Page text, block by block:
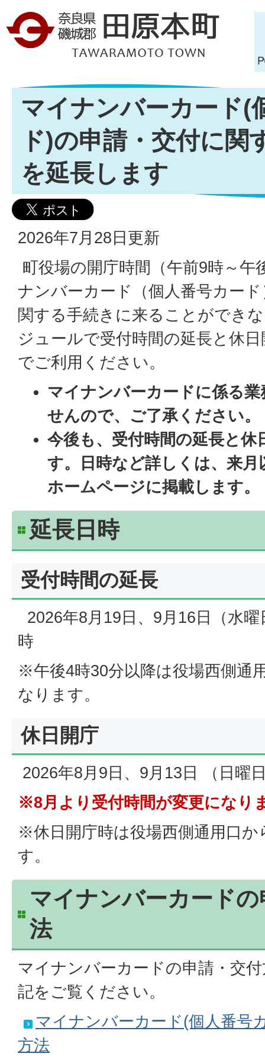
マイナンバーカード(
ド)の申請・交付に関
を延長します
2026年7月28日更新
町役場の開庁時間（午前9時～午
ナンバーカード（個人番号カー
関する手続きに来ることができ
ジュールで受付時間の延長と休
でご利用ください。
マイナンバーカードに係る
せんので、ご了承ください。
今後も、受付時間の延長と休
す。日時など詳しくは、来月
ホームページに掲載します。
延長日時
受付時間の延長
2026年8月19日、9月16日（水
時
※午後4時30分以降は役場西側通
なります。
休日開庁
2026年8月9日、9月13日 （日曜
※8月より受付時間が変更になり
※休日開庁時は役場西側通用口
す。
マイナンバーカード
法
マイナンバーカードの申請・交
記をご覧ください。
マイナンバーカード(個人番号
方法